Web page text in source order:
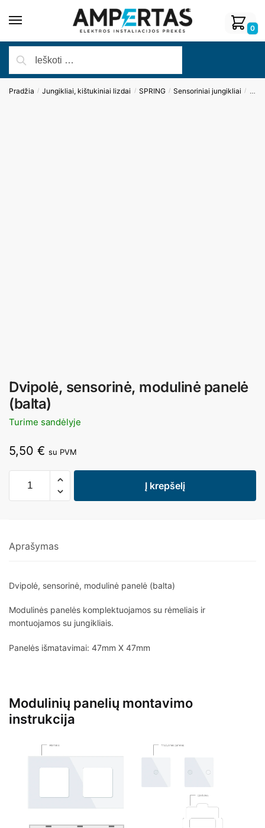
0
Pradžia / Jungikliai, kištukiniai lizdai / SPRING / Sensoriniai jungikliai /
Dvipolė, sensorinė, modulinė panelė
(balta)
Turime sandėlyje
5,50 € su PVM
Į krepšelį
Aprašymas
Dvipolė, sensorinė, modulinė panelė (balta)
Modulinės panelės komplektuojamos su rėmeliais ir
montuojamos su jungikliais.
Panelės išmatavimai: 47mm X 47mm
Modulinių panelių montavimo
instrukcija